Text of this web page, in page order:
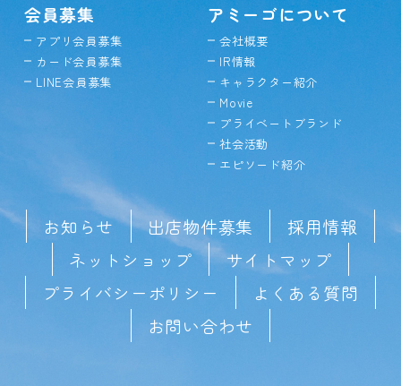
会員募集
アプリ会員募集
カード会員募集
LINE会員募集
アミーゴについて
会社概要
IR情報
キャラクター紹介
Movie
プライベートブランド
社会活動
エピソード紹介
お知らせ 出店物件募集
採用情報
ネットショップ
サイトマップ
プライバシーポリシー
よくある質問
お問い合わせ